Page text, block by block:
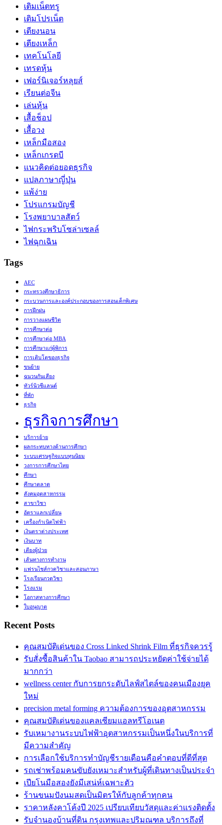
เติมเน็ตทรู
เติมโปรเน็ต
เตียงนอน
เตียงเหล็ก
เทคโนโลยี
เทรดหุ้น
เฟอร์นิเจอร์หลุยส์
เรียนต่อจีน
เล่นหุ้น
เสื้อช็อป
เสื้อวง
เหล็กมือสอง
เหล็กเกรดบี
แนวคิดต่อยอดธุรกิจ
แปลภาษาญี่ปุ่น
แพ้ง่าย
โปรแกรมบัญชี
โรงพยาบาลสัตว์
ไฟกระพริบโซล่าเซลล์
ไฟฉุกเฉิน
Tags
AEC
กระทรวงศึกษาธิการ
กระบวนการและองค์ประกอบของการสอนเด็กพิเศษ
การฝึกฝน
การวางแผนชีวิต
การศึกษาต่อ
การศึกษาต่อ MBA
การศึกษาแก่ผู้พิการ
การเติบโตของธุรกิจ
ขนย้าย
ฉนวนกันเสียง
ทัวร์นิวซีแลนด์
ที่พัก
ธุรกิจ
ธุรกิจการศึกษา
บริการย้าย
ผลกระทบทางด้านการศึกษา
ระบบเศรษฐกิจแบบทุนนิยม
วงการการศึกษาไทย
ศึกษา
ศึกษาตลาด
สังคมอุตสาหกรรม
สาขาวิชา
อัตราแลกเปลี่ยน
เครื่องกำเนิดไฟฟ้า
เงินตราต่างประเทศ
เงินบาท
เตียงผู้ป่วย
เส้นทางการทำงาน
แฟรนไชส์กวดวิชาและสอนภาษา
โรงเรียนกวดวิชา
โรงแรม
โอกาสทางการศึกษา
ใบอนุญาต
Recent Posts
คุณสมบัติเด่นของ Cross Linked Shrink Film ที่ธุรกิจควรรู้
รับสั่งซื้อสินค้าใน Taobao สามารถประหยัดค่าใช้จ่ายได้
มากกว่า
wellness center กับการยกระดับไลฟ์สไตล์ของคนเมืองยุค
ใหม่
precision metal forming ความต้องการของอุตสาหกรรม
คุณสมบัติเด่นของแคลเซียมแอลทรีโอเนต
รับเหมางานระบบไฟฟ้าอุตสาหกรรมเป็นหนึ่งในบริการที่
มีความสำคัญ
การเลือกใช้บริการทำบัญชีรายเดือนคือคำตอบที่ดีที่สุด
รถเช่าพร้อมคนขับยังเหมาะสำหรับผู้ที่เดินทางเป็นประจำ
เปียโนมือสองยังมีเสน่ห์เฉพาะตัว
ร้านขนมปังนมสดเป็นมิตรให้กับลูกค้าทุกคน
ราคาหลังคาโค้งปี 2025 เปรียบเทียบวัสดุและค่าแรงติดตั้ง
รับจำนองบ้านที่ดิน กรุงเทพและปริมณฑล บริการถึงที่